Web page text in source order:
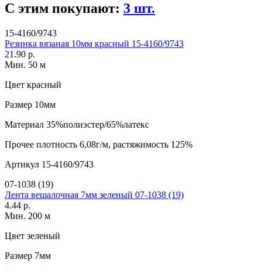
С этим покупают: 3 шт.
15-4160/9743
Резинка вязаная 10мм красный 15-4160/9743
21.90 р.
Мин. 50 м
Цвет красный
Размер 10мм
Материал 35%полиэстер/65%латекс
Прочее плотность 6,08г/м, растяжимость 125%
Артикул 15-4160/9743
07-1038 (19)
Лента вешалочная 7мм зеленый 07-1038 (19)
4.44 р.
Мин. 200 м
Цвет зеленый
Размер 7мм